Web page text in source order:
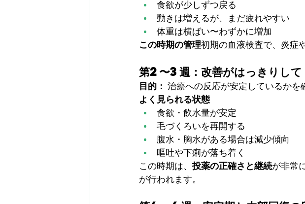
食欲が少しずつ戻る
動きは増えるが、まだ疲れやすい
体重は横ばい〜わずかに増加
この時期の管理初期の血液検査で、炎症
第2〜3週：改善がはっきりして
目的： 治療への反応が安定しているかを
よく見られる状態
食欲・飲水量が安定
毛づくろいを再開する
腹水・胸水がある場合は減少傾向
嘔吐や下痢が落ち着く
この時期は、投薬の正確さと継続が非常
が行われます。